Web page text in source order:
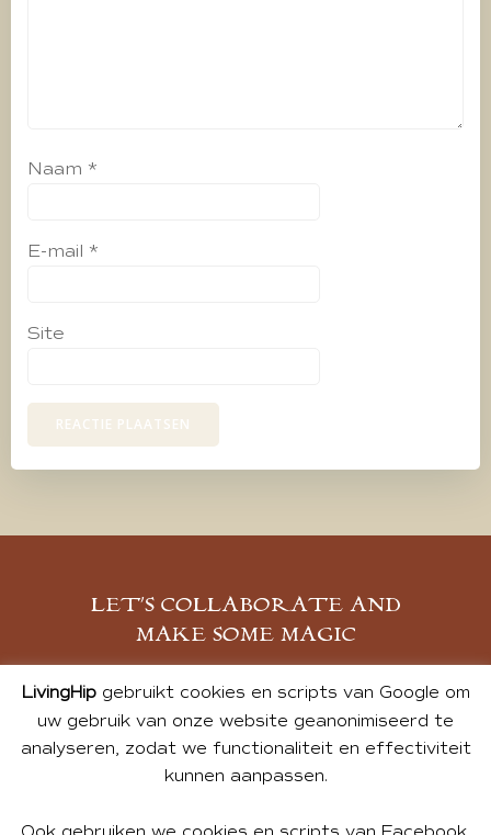
Naam *
E-mail *
Site
LET’S COLLABORATE AND
MAKE SOME MAGIC
MELD JE AAN
LivingHipgebruikt cookies en scripts van Google om
uw gebruik van onze website geanonimiseerd te
analyseren, zodat we functionaliteit en effectiviteit
kunnen aanpassen.